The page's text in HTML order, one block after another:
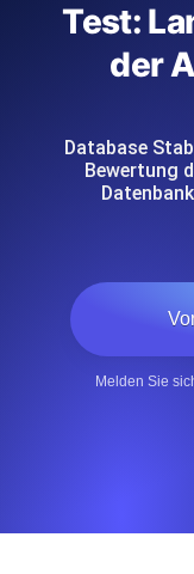
Test:
der
Database
Bewertung
Melden Sie